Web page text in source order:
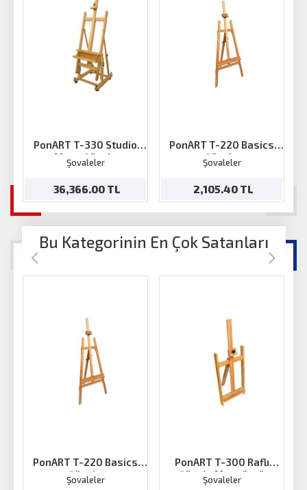
PonART T-330 Studio
Masa Şövale
Şovaleler
36,366.00 TL
PonART T-220 Basics
Şövale
Şovaleler
2,105.40 TL
Bu Kategorinin En Çok Satanları
PonART T-220 Basics
Şövale
Şovaleler
PonART T-300 Raflı
Şövale Masaüstü
Şovaleler